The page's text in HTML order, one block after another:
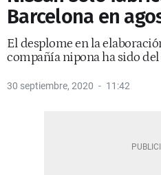
Barcelona en
El desplome en la
compañía nipona ha sido del
30 septiembre, 2020 11:42